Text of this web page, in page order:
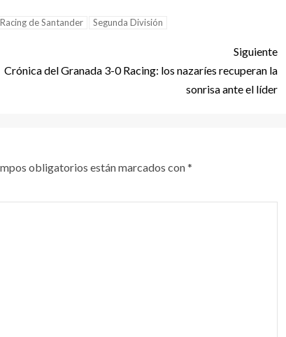
Racing de Santander Segunda División
Siguiente
Crónica del Granada 3-0 Racing: los nazaríes recuperan la
sonrisa ante el líder
obligatorios están marcados con*